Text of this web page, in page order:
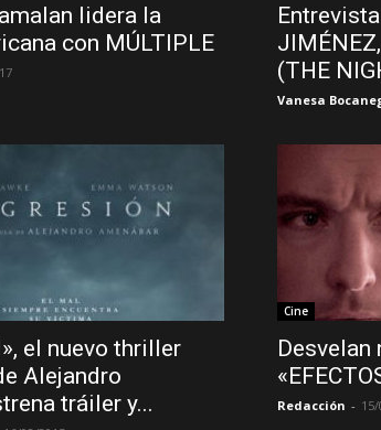
lidera la
con MÚLTIPLE
(THE
Vanesa
el nuevo thriller
Alejandro
tráiler y...
Cine
Desvelan
Redacción -